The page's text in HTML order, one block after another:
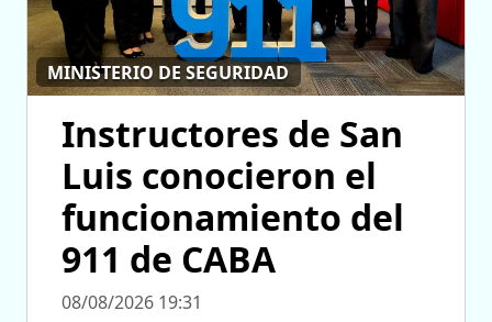
MINISTERIO DE SEGURIDAD
Instructores de San
Luis conocieron el
funcionamiento del
911 de CABA
08/08/2026 19:31